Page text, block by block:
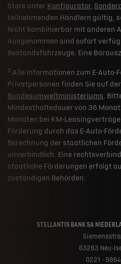
Store unter Konfigurator,
teilnehmenden Händlern gültig,
Nicht kombinierbar mit anderen
Ausgenommen sind sofort
Bestandsfahrzeuge. Eine
c Alle Informationen zum E-Auto-
Privatpersonen finden Sie auf
Bundesumweltministeriums.
Mindesthaltedauer von 36
Monaten bei KM-
Förderung durch das E-Auto-
Berechnung der staatlichen
unverbindlich. Eine
staatliche Förderungen erfolgt
zuständigen Behörden.
STELLANTIS BANK SA
63263 Neu-
0221 -